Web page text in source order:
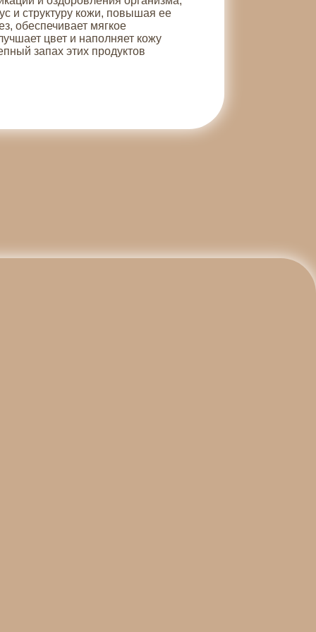
и структуру кожи, повышая ее
обеспечивает мягкое
цвет и наполняет кожу
запах этих продуктов